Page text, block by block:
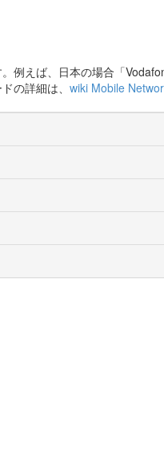
例えば、日本の場合「
の詳細は、 wiki Mobile